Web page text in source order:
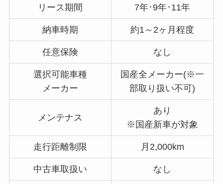
リース期間 7年･9年･11年
納車時期 約1～2ヶ月程度
任意保険 なし
選択可能車種
メーカー
国産全メーカー(※一
部取り扱い不可)
メンテナス
あり
※国産新車が対象
走行距離制限 月2,000km
中古車取扱い なし